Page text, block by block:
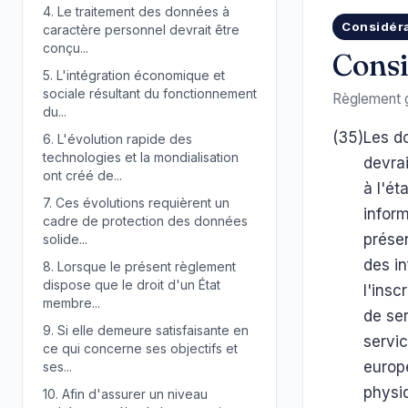
4. Le traitement des données à
caractère personnel devrait être
conçu...
5. L'intégration économique et
sociale résultant du fonctionnement
du...
6. L'évolution rapide des
technologies et la mondialisation
ont créé de...
7. Ces évolutions requièrent un
cadre de protection des données
solide...
8. Lorsque le présent règlement
dispose que le droit d'un État
membre...
9. Si elle demeure satisfaisante en
ce qui concerne ses objectifs et
ses...
10. Afin d'assurer un niveau
Règlement
(35)Les
à
des
de